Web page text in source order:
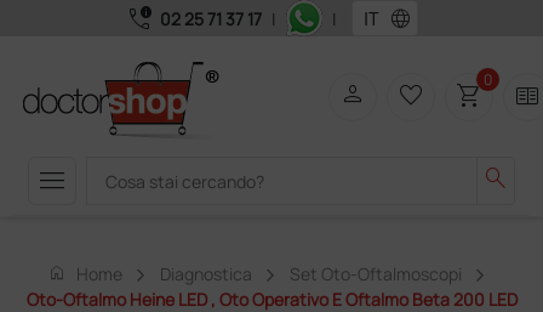
call_quality 02 25 71 37 17 | | language
menu search
person favorite_border shopping_cart0 two_pager
home Home Diagnostica
Set Oto-Oftalmoscopi
Oto-Oftalmo Heine LED , Oto Operativo E Oftalmo Beta 200 LED